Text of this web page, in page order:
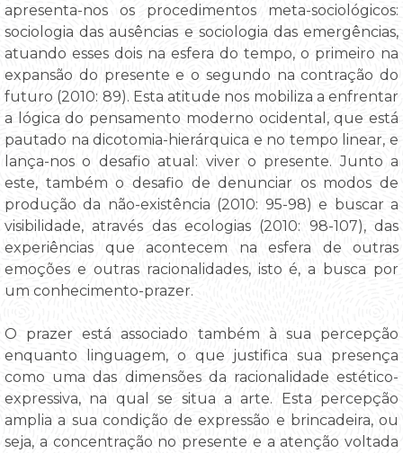
apresenta-nos os procedimentos meta-sociológicos:
sociologia das ausências e sociologia das emergências,
atuando esses dois na esfera do tempo, o primeiro na
expansão do presente e o segundo na contração do
futuro (2010: 89). Esta atitude nos mobiliza a enfrentar
a lógica do pensamento moderno ocidental, que está
pautado na dicotomia-hierárquica e no tempo linear, e
lança-nos o desafio atual: viver o presente. Junto a
este, também o desafio de denunciar os modos de
produção da não-existência (2010: 95-98) e buscar a
visibilidade, através das ecologias (2010: 98-107), das
experiências que acontecem na esfera de outras
emoções e outras racionalidades, isto é, a busca por
um conhecimento-prazer.
O prazer está associado também à sua percepção
enquanto linguagem, o que justifica sua presença
como uma das dimensões da racionalidade estético-
expressiva, na qual se situa a arte. Esta percepção
amplia a sua condição de expressão e brincadeira, ou
seja, a concentração no presente e a atenção voltada